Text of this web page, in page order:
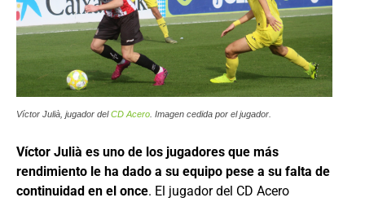
Víctor Julià, jugador delCD Acero . Imagen cedida por el jugador.
Víctor Julià es uno de los jugadores que más
rendimiento le ha dado a su equipo pese a su falta de
continuidad en el once. El jugador del CD Acero